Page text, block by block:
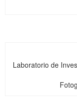
Laboratorio de